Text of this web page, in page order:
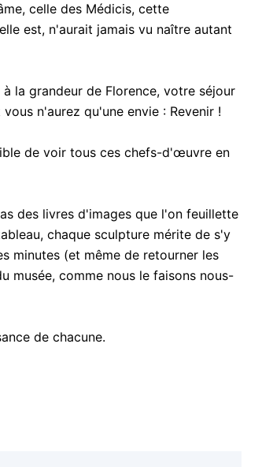
celle des Médicis, cette
est, n'aurait jamais vu naître autant
la grandeur de Florence, votre séjour
n'aurez qu'une envie : Revenir !
de voir tous ces chefs-d'œuvre en
des livres d'images que l'on feuillette
chaque sculpture mérite de s'y
minutes (et même de retourner les
musée, comme nous le faisons nous-
de chacune.